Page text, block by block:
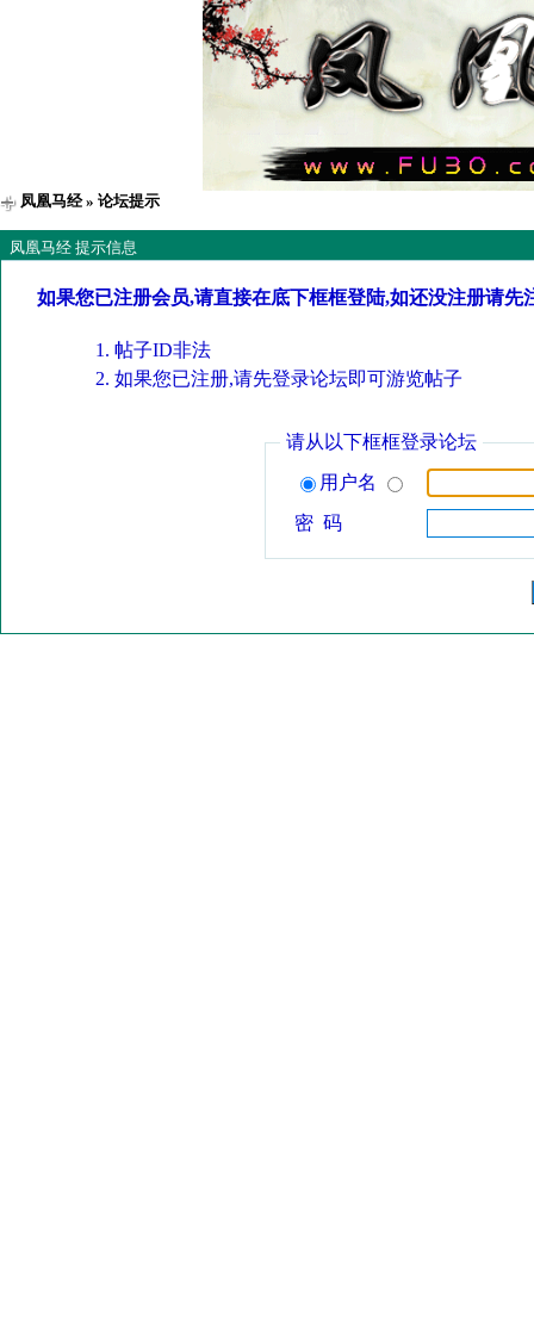
凤凰马经» 论坛提示
凤凰马经 提示信息
如果您已注册会员,请直接在底下框框登陆,如还没注册请先
帖子ID非法
如果您已注册,请先登录论坛即可游览帖子
请从以下框框登录论坛
用户名
密 码